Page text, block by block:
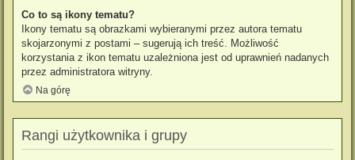
Co to są ikony tematu?
Ikony tematu są obrazkami wybieranymi przez autora tematu
skojarzonymi z postami – sugerują ich treść. Możliwość
korzystania z ikon tematu uzależniona jest od uprawnień nadanych
przez administratora witryny.
Na górę
Rangi użytkownika i grupy